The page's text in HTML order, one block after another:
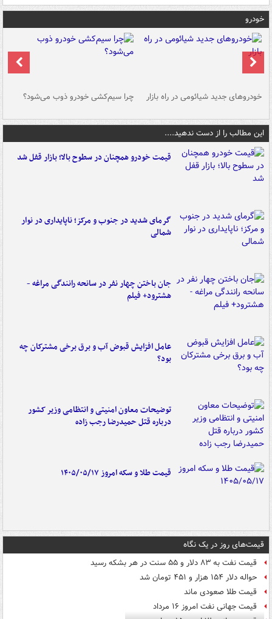
خودرو
خودروهای جدید شیائومی در راه بازار چرا سیم‌کشی خودرو ذوب می‌شود؟
این مطالب را از دست ندهید....
قیمت خودرو همچنان در سطوح بالا؛ بازار قفل شد
گرمای شدید در جنوب و مرکز؛ ناپایداری در نوار
شمالی
جان باختن چهار نفر در سانحه رانندگی مراغه -
هشترود+ فیلم
عامل افزایش قبوض آب و برق برخی مشترکان چه
بود؟
توضیحات معاون امنیتی و انتظامی وزیر کشور
درباره قتل حمیدرضا رجب زاده
قیمت طلا و سکه امروز ۱۴۰۵/۰۵/۱۷
قیمت‌های روز در یک نگاه
قیمت نفت به ۸۳ دلار و ۵۵ سنت در هر بشکه رسید
حواله دلار ۱۵۴ هزار و ۴۵۱ تومان شد
قیمت طلا صعودی ماند
قیمت جهانی نفت امروز ۱۶ مرداد